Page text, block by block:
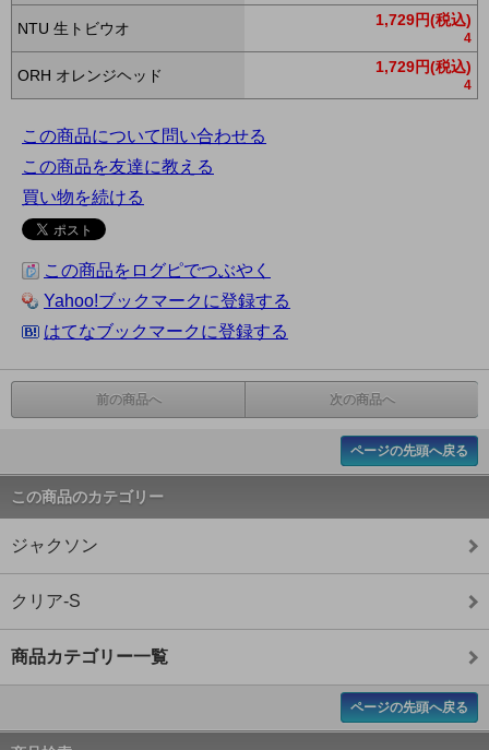
NTU 生トビウオ 1,729円(税込)
4
ORH オレンジヘッド 1,729円(税込)
4
この商品について問い合わせる
この商品を友達に教える
買い物を続ける
この商品をログピでつぶやく
Yahoo!ブックマークに登録する
はてなブックマークに登録する
前の商品へ 次の商品へ
ページの先頭へ戻る
この商品のカテゴリー
ジャクソン
クリア-S
商品カテゴリー一覧
ページの先頭へ戻る